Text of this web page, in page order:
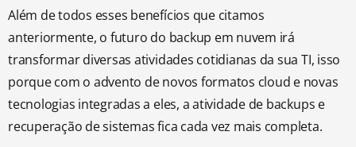
Além de todos esses benefícios que citamos
anteriormente, o futuro do backup em nuvem irá
transformar diversas atividades cotidianas da sua TI, isso
porque com o advento de novos formatos cloud e novas
tecnologias integradas a eles, a atividade de backups e
recuperação de sistemas fica cada vez mais completa.